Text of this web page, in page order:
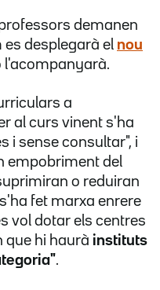
demanen
desplegarà el nou
l'acompanyarà.
a
al curs vinent s'ha
i sense consultar", i
empobriment del
o reduiran
fet marxa enrere
vol dotar els centres
que hi haurà instituts
.